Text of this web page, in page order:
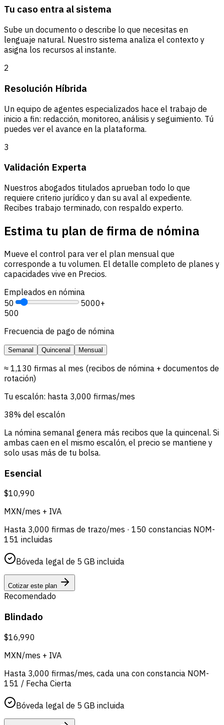
Tu caso entra al sistema
Sube un documento o describe lo que necesitas en
lenguaje natural. Nuestro sistema analiza el contexto y
asigna los recursos al instante.
2
Resolución Híbrida
Un equipo de agentes especializados hace el trabajo de
inicio a fin: redacción, monitoreo, análisis y seguimiento. Tú
puedes ver el avance en la plataforma.
3
Validación Experta
Nuestros abogados titulados aprueban todo lo que
requiere criterio jurídico y dan su aval al expediente.
Recibes trabajo terminado, con respaldo experto.
Estima tu plan de firma de nómina
Mueve el control para ver el plan mensual que
corresponde a tu volumen. El detalle completo de planes y
capacidades vive en Precios.
Empleados en nómina
50
5000+
500
Frecuencia de pago de nómina
Semanal Quincenal Mensual
≈ 1,130 firmas al mes (recibos de nómina + documentos de
rotación)
Tu escalón: hasta 3,000 firmas/mes
38% del escalón
La nómina semanal genera más recibos que la quincenal. Si
ambas caen en el mismo escalón, el precio se mantiene y
solo usas más de tu bolsa.
Esencial
$10,990
MXN/mes + IVA
Hasta 3,000 firmas de trazo/mes · 150 constancias NOM-
151 incluidas
Bóveda legal de 5 GB incluida
Cotizar este plan
Recomendado
Blindado
$16,990
MXN/mes + IVA
Hasta 3,000 firmas/mes, cada una con constancia NOM-
151 / Fecha Cierta
Bóveda legal de 5 GB incluida